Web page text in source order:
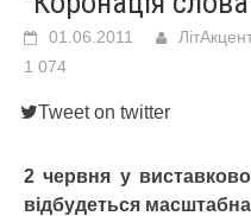
01.06.2011
1 074
Tweet on twitter
2 червня у
відбудеться